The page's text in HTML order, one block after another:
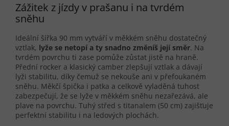
Zážitek z jízdy v prašanu i na tvrdém
sněhu
Ideální šířka 90 mm vytváří v měkkém sněhu dostatečný
vztlak, lyže se netopí a ty snadno změníš její směr. Na
tvrdém povrchu ti zase pomůže zůstat jistě na hraně.
Přední rocker a klasický camber zlepšují vztlak a dávají
lyži stabilitu, díky čemuž se nekouše ani v přefoukaném
sněhu. Měkčí špička i patka a celkově vyladěná tuhost
zabezpečují, že se lyže v měkkém sněhu nezařezává, ale
plave na povrchu. Tuhý střed s titanalem (50 cm) zajišťuje
perfektní stabilitu i na ledových plochách.